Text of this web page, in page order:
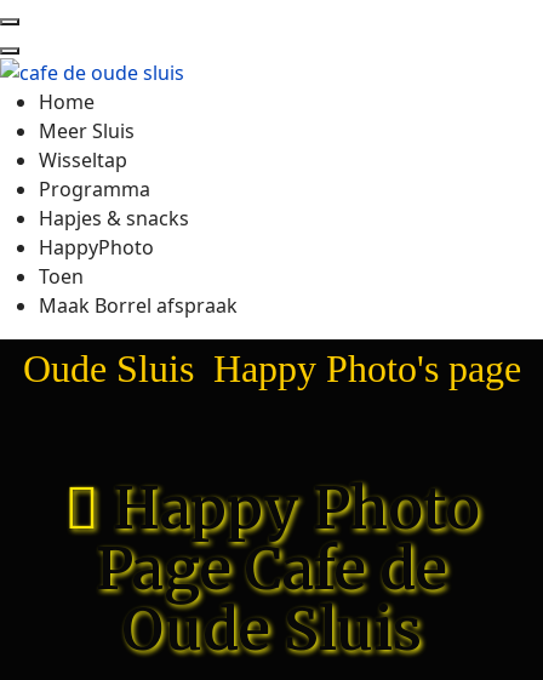
Home
Meer Sluis
Wisseltap
Programma
Hapjes & snacks
HappyPhoto
Toen
Maak Borrel afspraak
Oude Sluis Happy Photo's page
Happy Photo
Page Cafe de
Oude Sluis